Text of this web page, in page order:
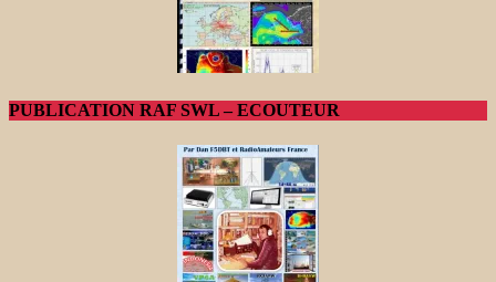
PUBLICATION RAF SWL – ECOUTEUR